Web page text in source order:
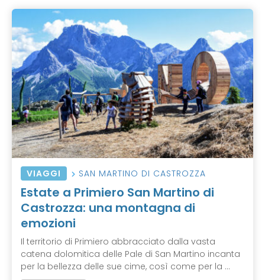
VIAGGI SAN MARTINO DI CASTROZZA
Estate a Primiero San Martino di
Castrozza: una montagna di
emozioni
Il territorio di Primiero abbracciato dalla vasta
catena dolomitica delle Pale di San Martino incanta
per la bellezza delle sue cime, così come per la ...